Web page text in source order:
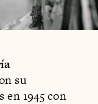
su
en 1945 con